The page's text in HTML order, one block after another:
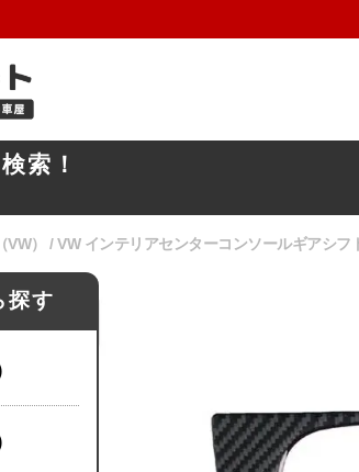
索！
） / VW インテリアセンターコンソールギアシ
探す